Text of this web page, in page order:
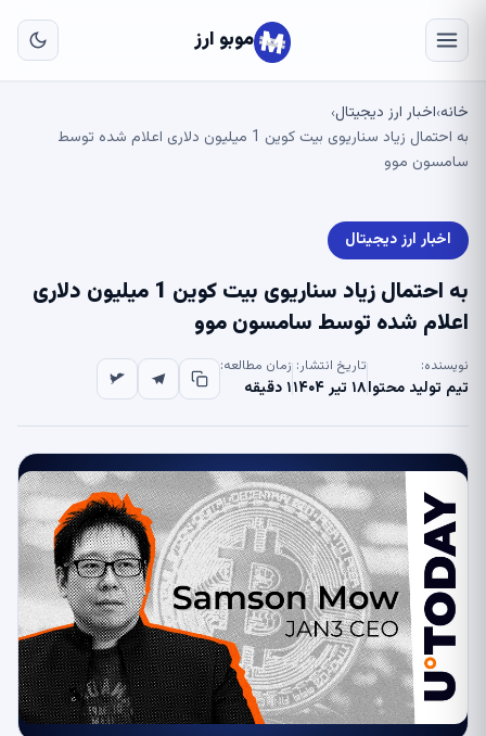
موبو ارز
خانه›اخبار ارز دیجیتال›
به احتمال زیاد سناریوی بیت کوین 1 میلیون دلاری اعلام شده توسط
سامسون موو
اخبار ارز دیجیتال
به احتمال زیاد سناریوی بیت کوین 1 میلیون دلاری
اعلام شده توسط سامسون موو
نویسنده:
تیم تولید محتوا
تاریخ انتشار:
۱۸ تیر ۱۴۰۴
زمان مطالعه:
۱ دقیقه